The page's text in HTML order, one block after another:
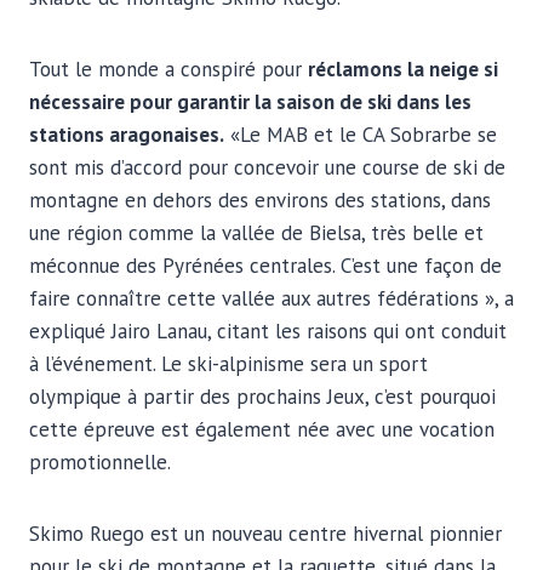
Tout le monde a conspiré pour réclamons la neige si
nécessaire pour garantir la saison de ski dans les
stations aragonaises. «Le MAB et le CA Sobrarbe se
sont mis d’accord pour concevoir une course de ski de
montagne en dehors des environs des stations, dans
une région comme la vallée de Bielsa, très belle et
méconnue des Pyrénées centrales. C’est une façon de
faire connaître cette vallée aux autres fédérations », a
expliqué Jairo Lanau, citant les raisons qui ont conduit
à l’événement. Le ski-alpinisme sera un sport
olympique à partir des prochains Jeux, c’est pourquoi
cette épreuve est également née avec une vocation
promotionnelle.
Skimo Ruego est un nouveau centre hivernal pionnier